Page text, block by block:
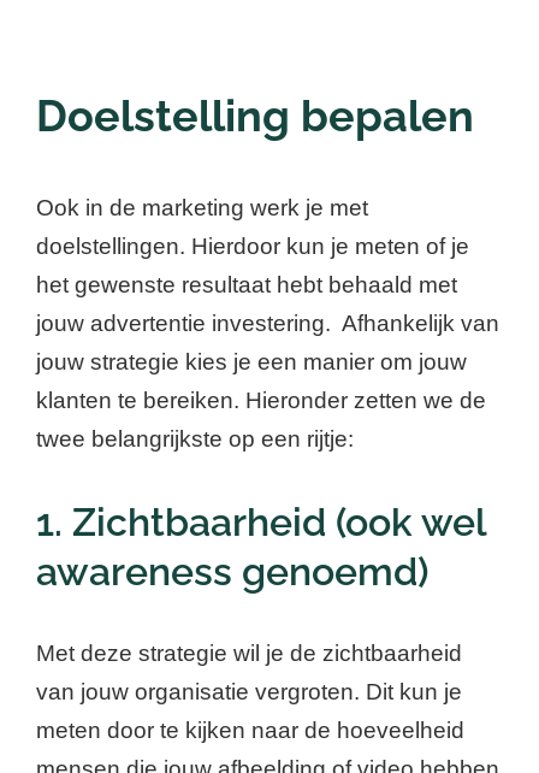
Doelstelling bepalen
Ook in de marketing werk je met
doelstellingen. Hierdoor kun je meten of je
het gewenste resultaat hebt behaald met
jouw advertentie investering. Afhankelijk van
jouw strategie kies je een manier om jouw
klanten te bereiken. Hieronder zetten we de
twee belangrijkste op een rijtje:
1. Zichtbaarheid (ook wel
awareness genoemd)
Met deze strategie wil je de zichtbaarheid
van jouw organisatie vergroten. Dit kun je
meten door te kijken naar de hoeveelheid